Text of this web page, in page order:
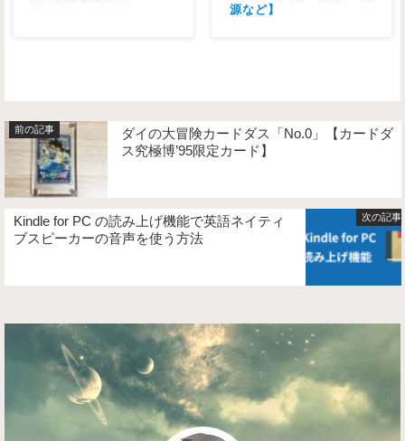
源など】
ダイの大冒険カードダス「No.0」【カードダ
ス究極博’95限定カード】
Kindle for PC の読み上げ機能で英語ネイティ
ブスピーカーの音声を使う方法